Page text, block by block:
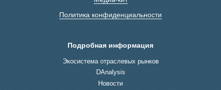
Политика конфиденциальности
Подробная информация
Экосистема отраслевых рынков
DAnalysis
Новости